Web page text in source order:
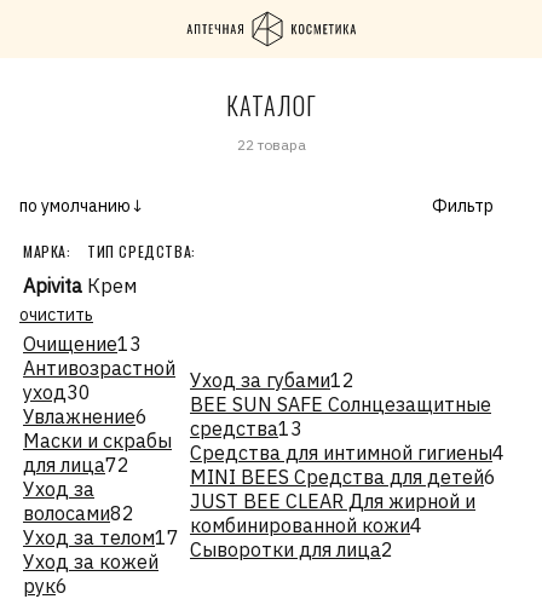
КАТАЛОГ
22 товара
по умолчанию↓ Фильтр
МАРКА:
Apivita
ТИП СРЕДСТВА:
Крем
очистить
Очищение13
Антивозрастной
уход30
Увлажнение6
Маски и скрабы
для лица72
Уход за
волосами82
Уход за телом17
Уход за кожей
рук6
Уход за губами12
BEE SUN SAFE Солнцезащитные
средства13
Средства для интимной гигиены4
MINI BEES Средства для детей6
JUST BEE CLEAR Для жирной и
комбинированной кожи4
Сыворотки для лица2